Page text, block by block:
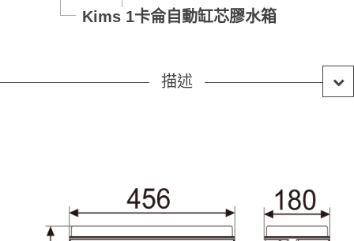
Kims 1卡侖自動缸芯膠水箱
描述